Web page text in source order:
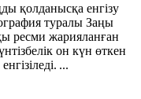
қолданысқа енгізу
туралы Заңы
ресми жарияланған
он күн өткен
...